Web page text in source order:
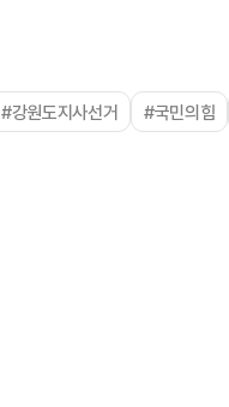
#강원도지사선거 #국민의힘